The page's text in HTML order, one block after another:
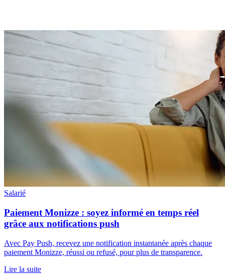
Salarié
Paiement Monizze : soyez informé en temps réel
grâce aux notifications push
Avec Pay Push, recevez une notification instantanée après chaque
paiement Monizze, réussi ou refusé, pour plus de transparence.
Lire la suite